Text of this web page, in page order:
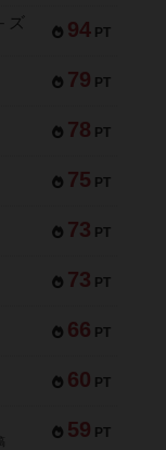
94 PT
ズ
79 PT
78 PT
75 PT
73 PT
73 PT
66 PT
60 PT
59 PT